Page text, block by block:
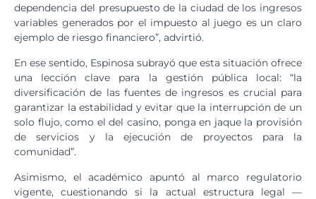
dependencia del presupuesto de la ciudad de los ingresos
variables generados por el impuesto al juego es un claro
ejemplo de riesgo financiero”, advirtió.
En ese sentido, Espinosa subrayó que esta situación ofrece
una lección clave para la gestión pública local: “la
diversificación de las fuentes de ingresos es crucial para
garantizar la estabilidad y evitar que la interrupción de un
solo flujo, como el del casino, ponga en jaque la provisión
de servicios y la ejecución de proyectos para la
comunidad”.
Asimismo, el académico apuntó al marco regulatorio
vigente, cuestionando si la actual estructura legal —